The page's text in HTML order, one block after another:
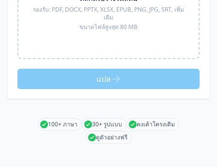
รองรับ: PDF, DOCX, PPTX, XLSX, EPUB, PNG, JPG, SRT, เพิ่ม
เติม
ขนาดไฟล์สูงสุด 80 MB
แปล
100+ ภาษา 30+ รูปแบบ
คงเค้าโครงเดิม
ดูตัวอย่างฟรี